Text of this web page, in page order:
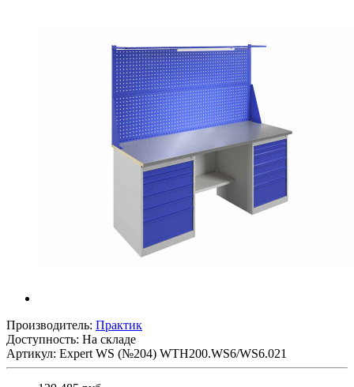
Производитель: Практик
Доступность: На складе
Артикул: Expert WS (№204) WTH200.WS6/WS6.021